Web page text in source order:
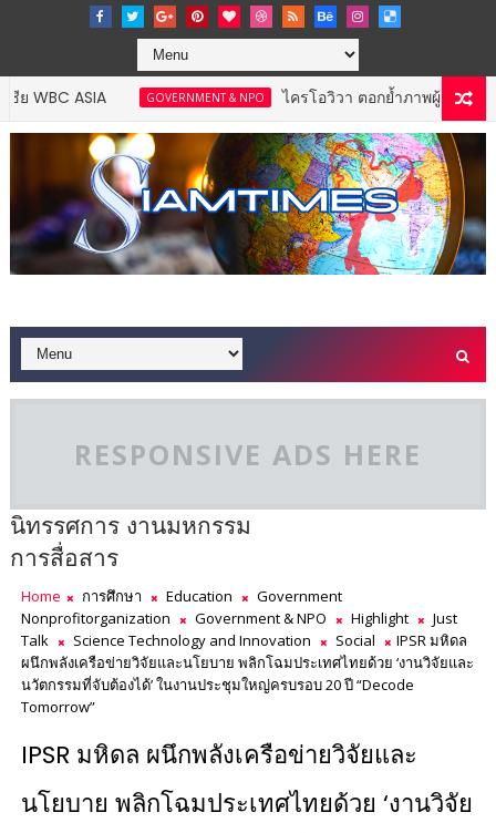
GOVERNMENT & NPO ไครโอวิวา ตอกย้ำภาพผู้นำนวัตกรรมสุขภาพ
RESPONSIVE ADS HERE
นิทรรศการ งานมหกรรม
การสื่อสาร
Home การศึกษา Education
Government
Nonprofitorganization
Government & NPO Highlight
Just
Talk
Science Technology and Innovation Social
IPSR มหิดล
ผนึกพลังเครือข่ายวิจัยและนโยบาย พลิกโฉมประเทศไทยด้วย ‘งานวิจัยและ
นวัตกรรมที่จับต้องได้’ ในงานประชุมใหญ่ครบรอบ 20 ปี “Decode
Tomorrow”
IPSR มหิดล ผนึกพลังเครือข่ายวิจัยและ
นโยบาย พลิกโฉมประเทศไทยด้วย ‘งานวิจัย